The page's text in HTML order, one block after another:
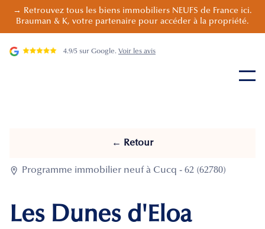
→ Retrouvez tous les biens immobiliers NEUFS de France ici.
Brauman & K, votre partenaire pour accéder à la propriété.
4.9/5 sur Google. Voir les avis
← Retour
 Programme immobilier neuf à Cucq - 62 (62780)
Les Dunes d'Eloa